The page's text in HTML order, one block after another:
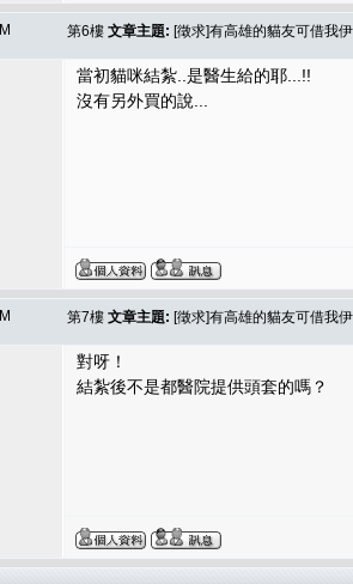
第6樓 文章主題: [徵求]有高雄的貓友可借我
當初貓咪結紮..是醫生給的耶...!!
沒有另外買的說...
第7樓 文章主題: [徵求]有高雄的貓友可借我
對呀！
結紮後不是都醫院提供頭套的嗎？